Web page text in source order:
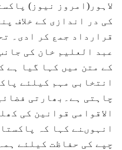
لاہور(امروز نیوز)
کی در اندازی کے خلاف
قرارداد جمع کر ادی۔
عبد العلیم خان کی
کے متن میں کہا گیا ہے
انتخابی مہم کیلئے
چاہتی ہے۔بھارتی
الاقوامی قوانین کی
انہوںنے کہا کہ
چپے کی حفاظت کیلئے